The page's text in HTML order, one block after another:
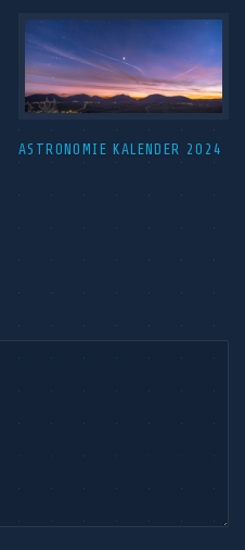
ASTRONOMIE KALENDER 2024